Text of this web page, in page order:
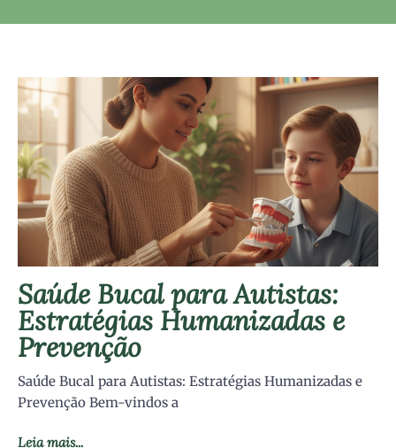
Saúde Bucal para Autistas:
Estratégias Humanizadas e
Prevenção
Saúde Bucal para Autistas: Estratégias Humanizadas e
Prevenção Bem-vindos a
Leia mais...